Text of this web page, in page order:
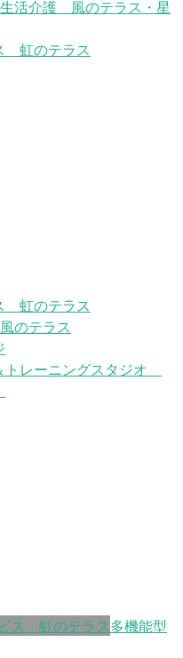
活介護 風のテラス・星
虹のテラス
虹のテラス
のテラス
トレーニングスタジオ
ス 虹のテラス多機能型